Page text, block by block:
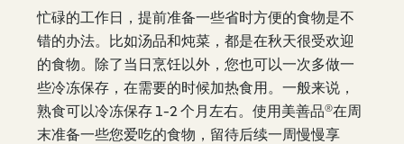
忙碌的工作日，提前准备一些省时方便的食物是不
错的办法。比如汤品和炖菜，都是在秋天很受欢迎
的食物。除了当日烹饪以外，您也可以一次多做一
些冷冻保存，在需要的时候加热食用。一般来说，
熟食可以冷冻保存 1-2 个月左右。使用美善品®在周
末准备一些您爱吃的食物，留待后续一周慢慢享